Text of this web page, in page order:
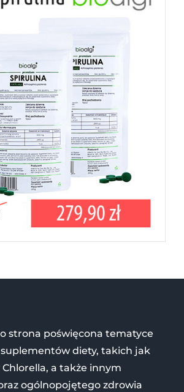
strona poświęcona tematyce
diety, takich jak
a także innym
ogólnopojętego zdrowia